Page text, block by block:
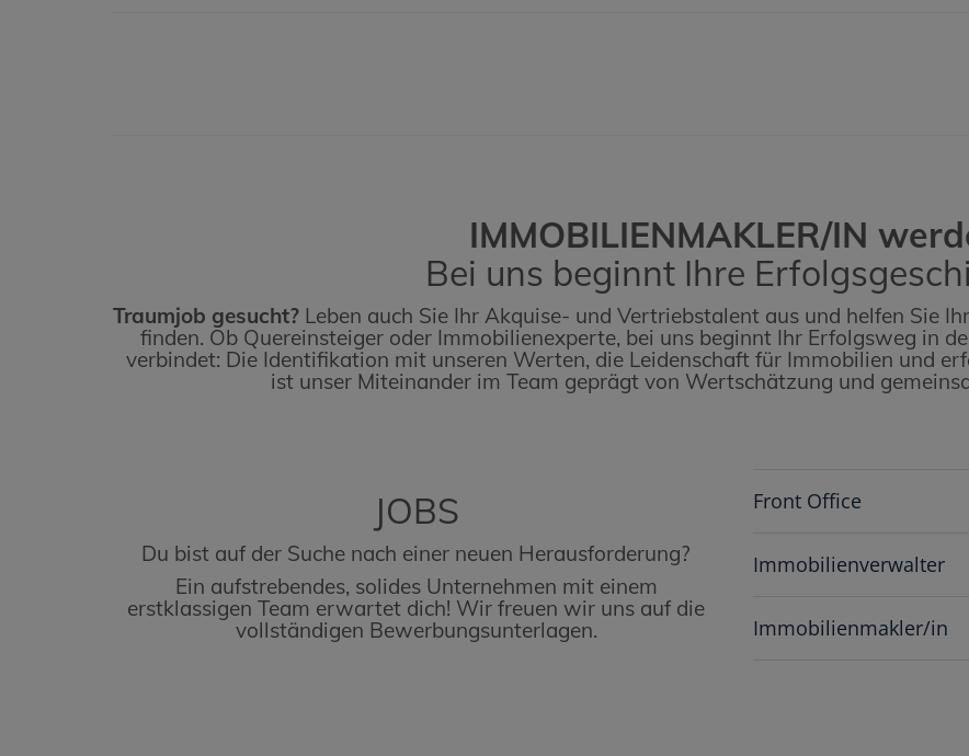
IMMOBILIENMAKLER/IN
Bei uns beginnt Ihre
Traumjob gesucht? Leben auch Sie Ihr Akquise- und Vertriebstalent aus und helfen Sie
finden. Ob Quereinsteiger oder Immobilienexperte, bei uns beginnt Ihr Erfolgsweg in
verbindet: Die Identifikation mit unseren Werten, die Leidenschaft für Immobilien und
ist unser Miteinander im Team geprägt von Wertschätzung und
JOBS
Du bist auf der Suche nach einer neuen Herausforderung?
Ein aufstrebendes, solides Unternehmen mit einem
erstklassigen Team erwartet dich! Wir freuen wir uns auf die
vollständigen Bewerbungsunterlagen.
Front Office
Immobilienverwalter
Immobilienmakler/in